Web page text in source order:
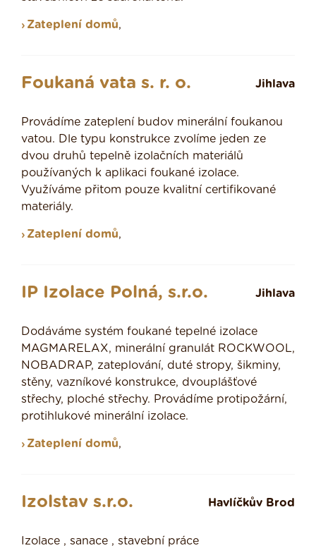
Zateplení domů,
Foukaná vata s. r. o. Jihlava
Provádíme zateplení budov minerální foukanou
vatou. Dle typu konstrukce zvolíme jeden ze
dvou druhů tepelně izolačních materiálů
používaných k aplikaci foukané izolace.
Využíváme přitom pouze kvalitní certifikované
materiály.
Zateplení domů,
IP Izolace Polná, s.r.o. Jihlava
Dodáváme systém foukané tepelné izolace
MAGMARELAX, minerální granulát ROCKWOOL,
NOBADRAP, zateplování, duté stropy, šikminy,
stěny, vazníkové konstrukce, dvouplášťové
střechy, ploché střechy. Provádíme protipožární,
protihlukové minerální izolace.
Zateplení domů,
Izolstav s.r.o. Havlíčkův Brod
Izolace , sanace , stavební práce